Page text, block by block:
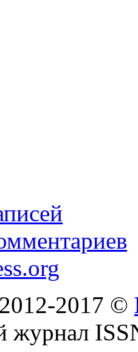
2017 ©
журнал